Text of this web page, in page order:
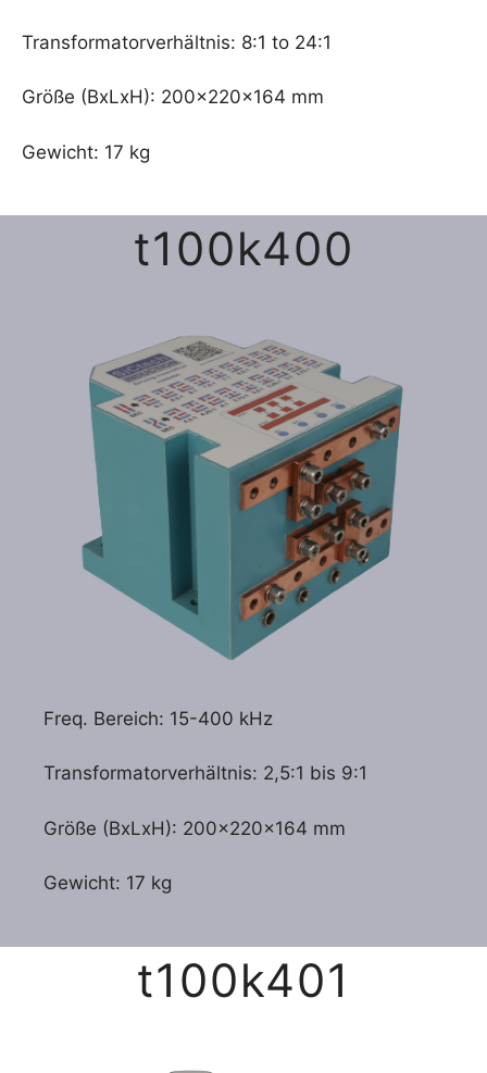
Transformatorverhältnis: 8:1 to 24:1
Größe (BxLxH): 200x220x164 mm
Gewicht: 17 kg
t100k400
Freq. Bereich: 15-400 kHz
Transformatorverhältnis: 2,5:1 bis 9:1
Größe (BxLxH): 200x220x164 mm
Gewicht: 17 kg
t100k401